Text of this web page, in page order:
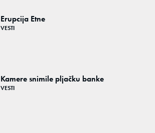
Erupcija Etne
VESTI
Kamere snimile pljačku banke
VESTI